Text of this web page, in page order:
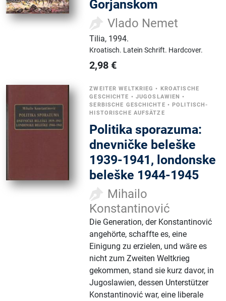
Gorjanskom
Vlado Nemet
Tilia, 1994.
Kroatisch. Latein Schrift. Hardcover.
2,98 €
ZWEITER WELTKRIEG • KROATISCHE
GESCHICHTE • JUGOSLAWIEN •
SERBISCHE GESCHICHTE •POLITISCH-
HISTORISCHE AUFSÄTZE
Politika sporazuma:
dnevničke beleške
1939-1941, londonske
beleške 1944-1945
Mihailo
Konstantinović
Die Generation, der Konstantinović
angehörte, schaffte es, eine
Einigung zu erzielen, und wäre es
nicht zum Zweiten Weltkrieg
gekommen, stand sie kurz davor, in
Jugoslawien, dessen Unterstützer
Konstantinović war, eine liberale